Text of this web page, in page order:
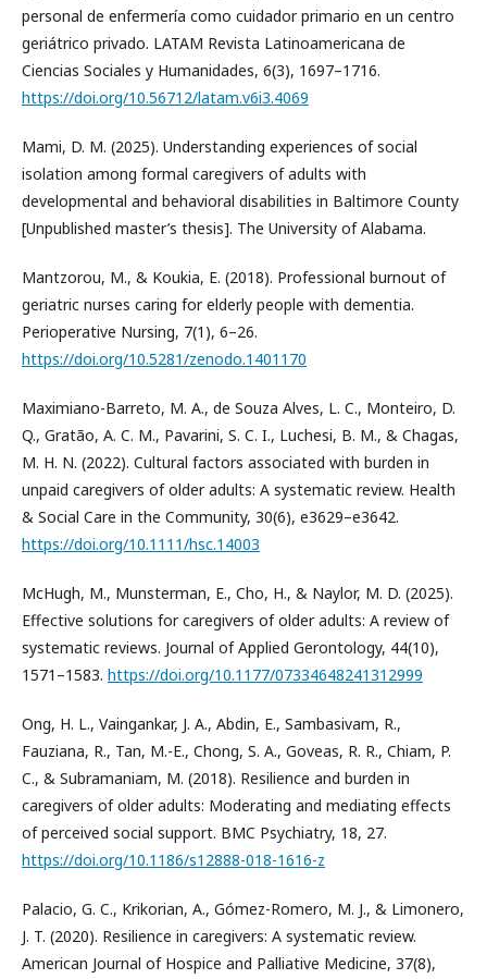
personal de enfermería como cuidador primario en un centro
geriátrico privado. LATAM Revista Latinoamericana de
Ciencias Sociales y Humanidades, 6(3), 1697–1716.
https://doi.org/10.56712/latam.v6i3.4069
Mami, D. M. (2025). Understanding experiences of social
isolation among formal caregivers of adults with
developmental and behavioral disabilities in Baltimore County
[Unpublished master’s thesis]. The University of Alabama.
Mantzorou, M., & Koukia, E. (2018). Professional burnout of
geriatric nurses caring for elderly people with dementia.
Perioperative Nursing, 7(1), 6–26.
https://doi.org/10.5281/zenodo.1401170
Maximiano-Barreto, M. A., de Souza Alves, L. C., Monteiro, D.
Q., Gratão, A. C. M., Pavarini, S. C. I., Luchesi, B. M., & Chagas,
M. H. N. (2022). Cultural factors associated with burden in
unpaid caregivers of older adults: A systematic review. Health
& Social Care in the Community, 30(6), e3629–e3642.
https://doi.org/10.1111/hsc.14003
McHugh, M., Munsterman, E., Cho, H., & Naylor, M. D. (2025).
Effective solutions for caregivers of older adults: A review of
systematic reviews. Journal of Applied Gerontology, 44(10),
1571–1583. https://doi.org/10.1177/07334648241312999
Ong, H. L., Vaingankar, J. A., Abdin, E., Sambasivam, R.,
Fauziana, R., Tan, M.-E., Chong, S. A., Goveas, R. R., Chiam, P.
C., & Subramaniam, M. (2018). Resilience and burden in
caregivers of older adults: Moderating and mediating effects
of perceived social support. BMC Psychiatry, 18, 27.
https://doi.org/10.1186/s12888-018-1616-z
Palacio, G. C., Krikorian, A., Gómez-Romero, M. J., & Limonero,
J. T. (2020). Resilience in caregivers: A systematic review.
American Journal of Hospice and Palliative Medicine, 37(8),